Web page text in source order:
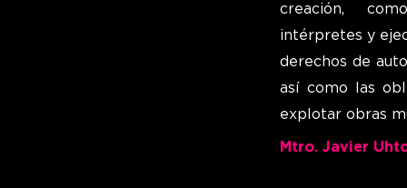
creación,
intérpretes y
derechos de
así como las
explotar obras
Mtro. Javier